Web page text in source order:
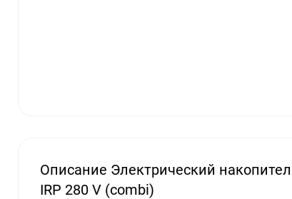
Описание Электрический
IRP 280 V (combi)